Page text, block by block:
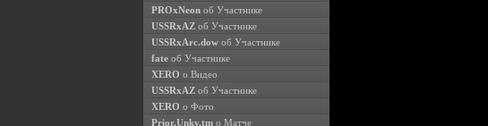
PROxNeon об Участнике
USSRxAZ об Участнике
USSRxArc.dow об Участнике
fate об Участнике
XERO о Видео
USSRxAZ об Участнике
XERO о Фото
Prior.Unky.tm о Матче